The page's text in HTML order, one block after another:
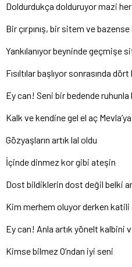
Doldurdukça dolduruyor mazi her
Bir çırpınış, bir sitem ve
Yankılanıyor beyninde geçmişe
Fısıltılar başlıyor sonrasında
Ey can! Seni bir bedende
Kalk ve kendine gel el aç
Gözyaşların artık lal oldu
İçinde dinmez kor gibi ateşin
Dost bildiklerin dost değil belki
Kim merhem oluyor derken katili
Ey can! Anla artık yönelt kalbini
Kimse bilmez O’ndan iyi seni